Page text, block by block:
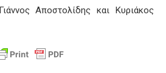
Αποστολίδης και Κυριάκος